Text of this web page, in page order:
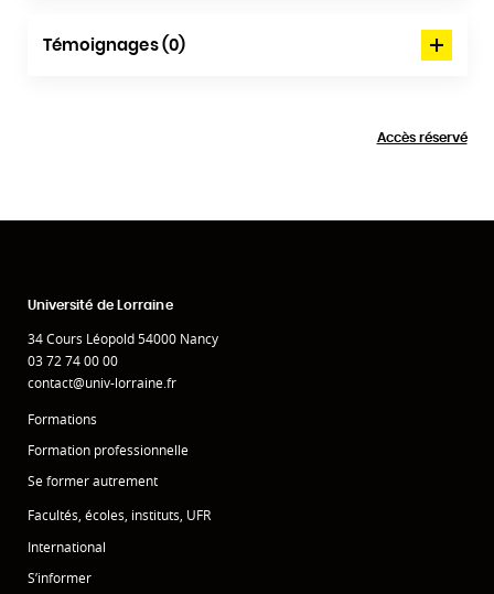
Témoignages (0)
Accès réservé
Université de Lorraine
34 Cours Léopold 54000 Nancy
03 72 74 00 00
contact@univ-lorraine.fr
Formations
Formation professionnelle
Se former autrement
Facultés, écoles, instituts, UFR
International
S’informer